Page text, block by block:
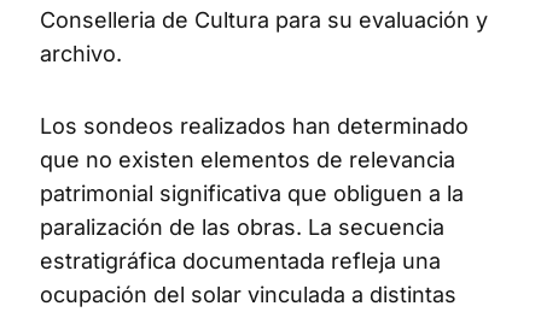
Conselleria de Cultura para su evaluación y
archivo.
Los sondeos realizados han determinado
que no existen elementos de relevancia
patrimonial significativa que obliguen a la
paralización de las obras. La secuencia
estratigráfica documentada refleja una
ocupación del solar vinculada a distintas